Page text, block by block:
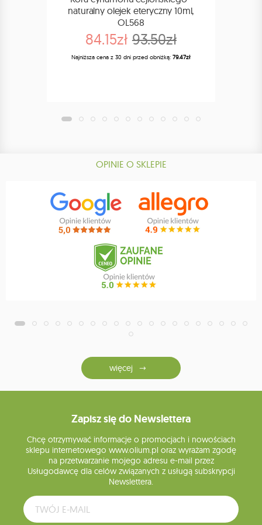
naturalny olejek eteryczny 10ml,
OL568
84.15zł 93.50zł
Najniższa cena z 30 dni przed obniżką: 79.47zł
OPINIE O SKLEPIE
więcej
Zapisz się do Newslettera
Chcę otrzymywać informacje o promocjach i nowościach
sklepu internetowego www.olium.pl oraz wyrażam zgodę
na przetwarzanie mojego adresu e-mail przez
Usługodawcę dla celów związanych z usługą subskrypcji
Newslettera.